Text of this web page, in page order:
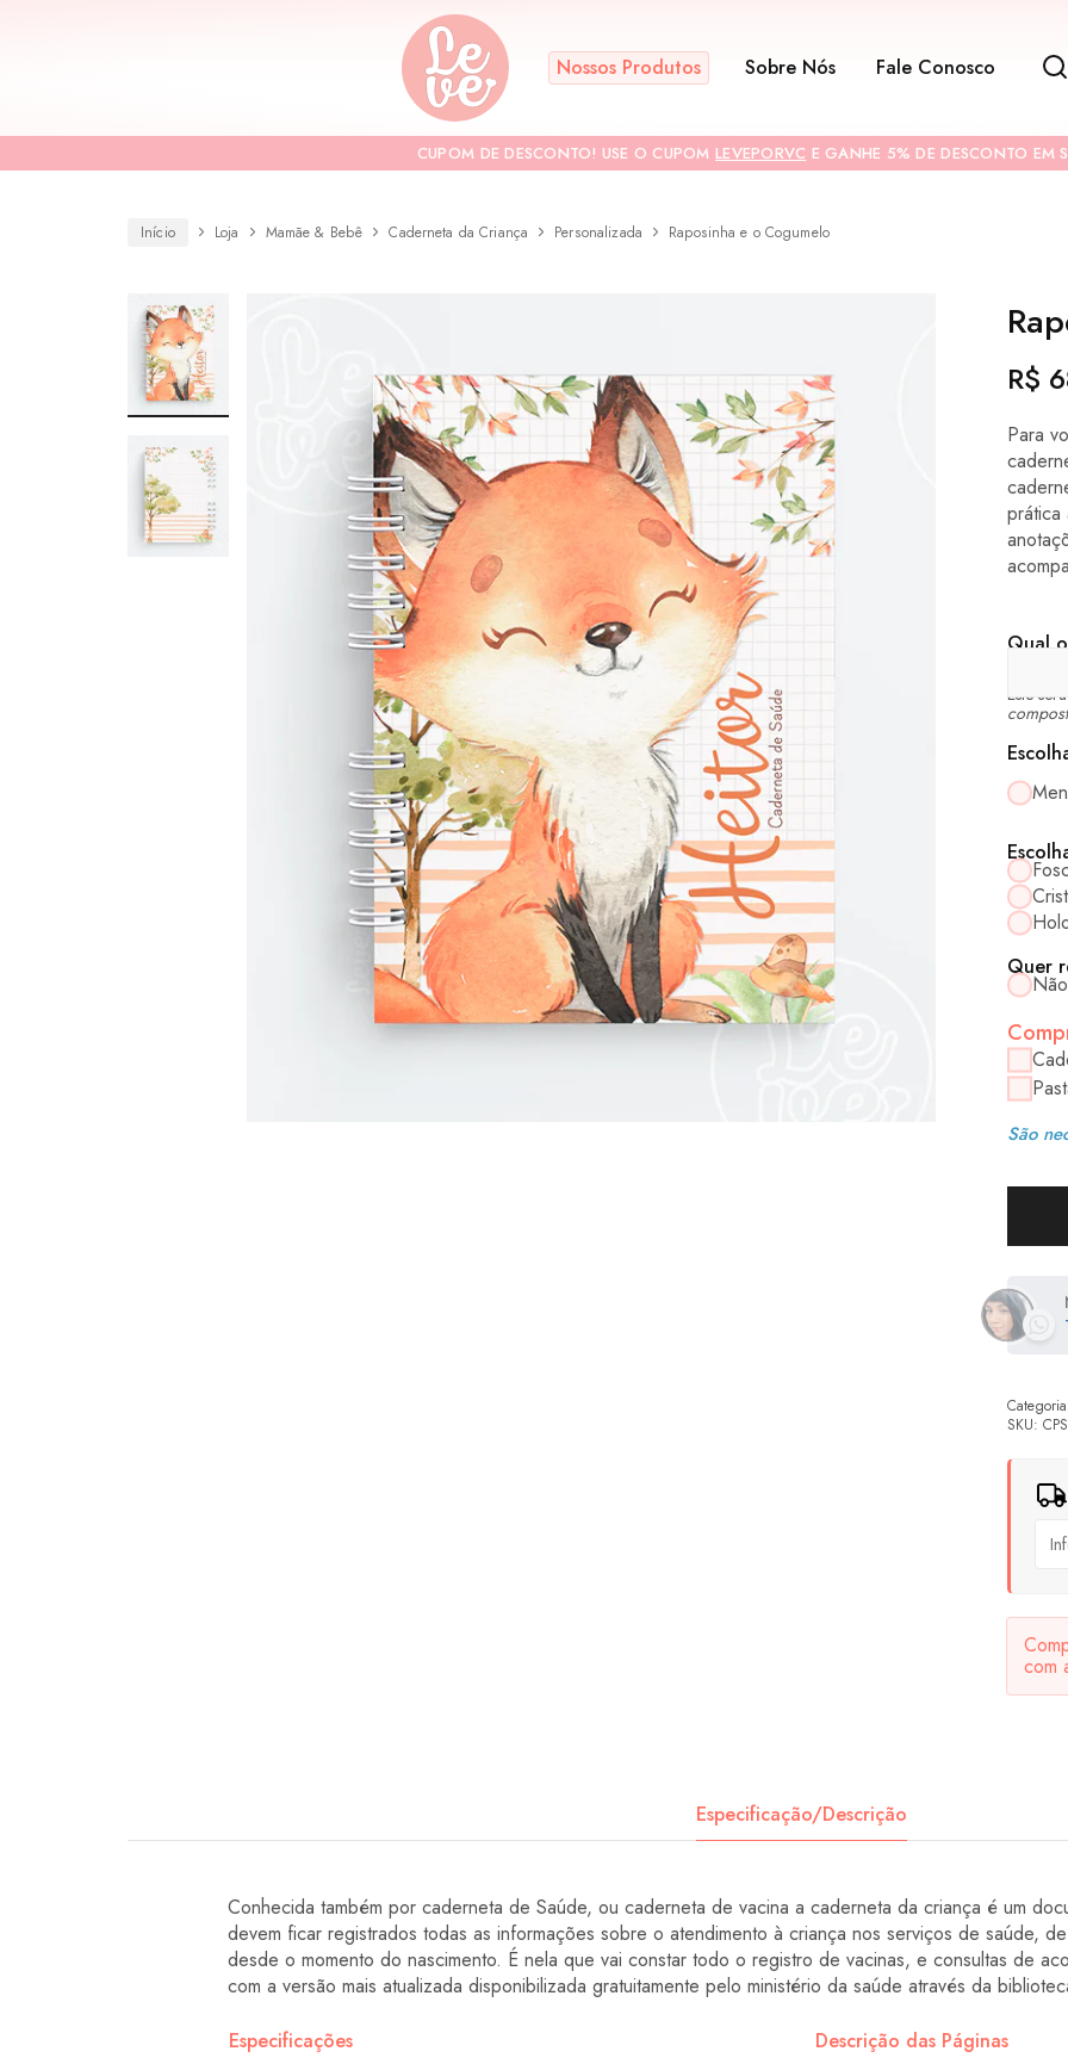
Leve
"por
você"
Lembranças
Especiais
Variedades
Encadernadas
Nossos Produtos Sobre Nós Fale Conosco
CUPOM DE DESCONTO! USE O CUPOMLEVEPORVC E GANHE 5% DE DESCONTO EM
Início Loja Mamãe & Bebê Caderneta da Criança Personalizada Raposinha e o Cogumelo
R$
Para
prática
Qual
Este
Quer
São
SKU:
com
Especificação/Descrição
Conhecida também por caderneta de Saúde, ou caderneta de vacina a caderneta da criança é um
devem ficar registrados todas as informações sobre o atendimento à criança nos serviços de saúde,
desde o momento do nascimento. É nela que vai constar todo o registro de vacinas, e consultas de
com a versão mais atualizada disponibilizada gratuitamente pelo ministério da saúde através da
Especificações
Descrição das Páginas